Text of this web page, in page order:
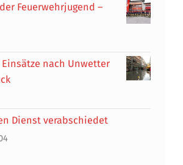
Feuerwehrjugend –
Einsätze nach Unwetter
Dienst verabschiedet